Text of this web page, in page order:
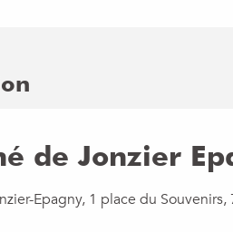
de Jonzier
Epagny, 1 place du Souvenirs,